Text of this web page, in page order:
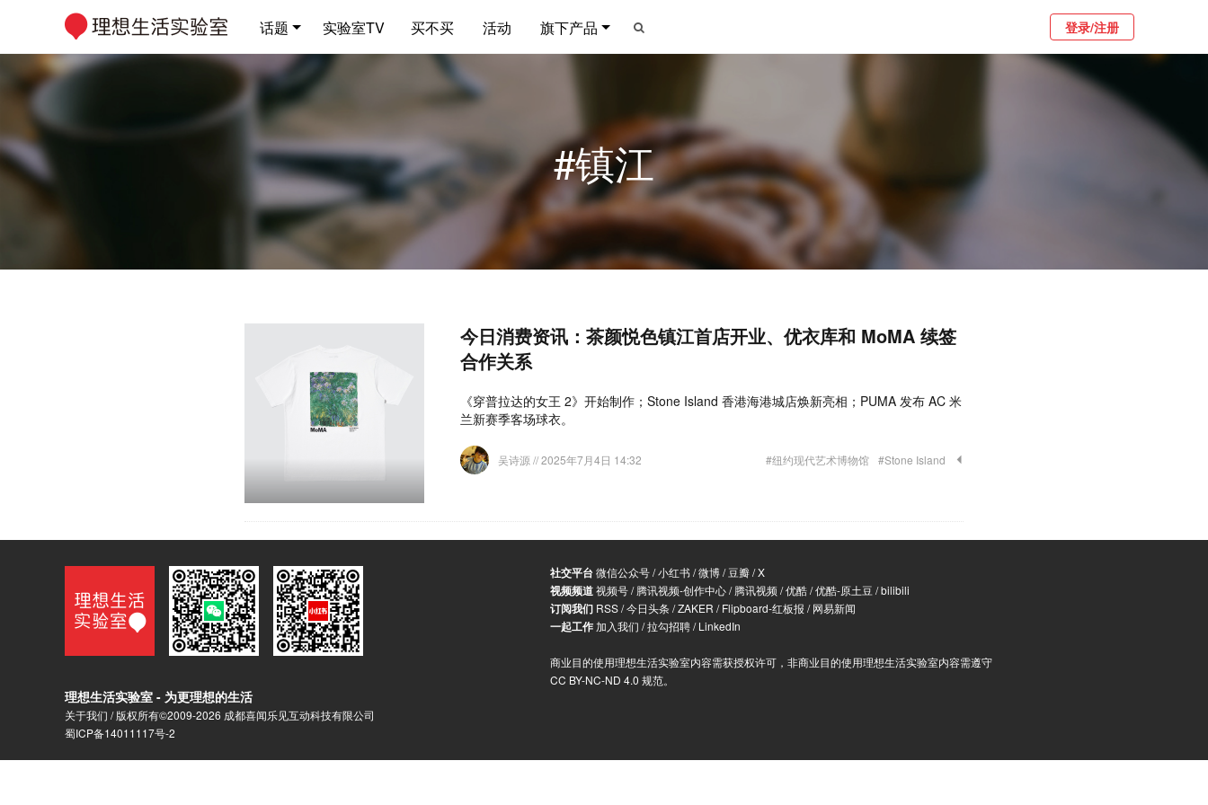
话题 实验室TV 买不买 活动 旗下产品 登录/注册
#镇江
今日消费资讯：茶颜悦色镇江首店开业、优衣库和 MoMA 续签
合作关系
《穿普拉达的女王 2》开始制作；Stone Island 香港海港城店焕新亮相；PUMA 发布 AC 米
兰新赛季客场球衣。
吴诗源 // 2025年7月4日 14:32 #纽约现代艺术博物馆 #Stone Island
理想生活实验室 - 为更理想的生活
关于我们 / 版权所有©2009-2026 成都喜闻乐见互动科技有限公司
蜀ICP备14011117号-2
社交平台微信公众号/小红书/微博/豆瓣/X
视频频道视频号/腾讯视频-创作中心/腾讯视频/优酷/优酷-原土豆 /bilibili
订阅我们 RSS/今日头条 /ZAKER /Flipboard-红板报 /网易新闻
一起工作加入我们 /拉勾招聘/LinkedIn
商业目的使用理想生活实验室内容需获授权许可，非商业目的使用理想生活实验室内容需遵守
CC BY-NC-ND 4.0 规范。